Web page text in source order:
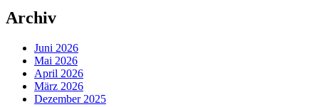
Archiv
Juni 2026
Mai 2026
April 2026
März 2026
Dezember 2025